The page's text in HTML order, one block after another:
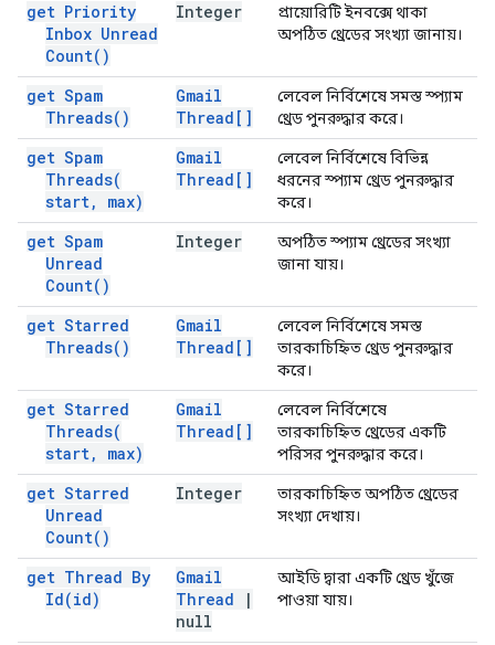
get Priority
Inbox Unread
Count( )
Integer
প্রায়োরিটি ইনবক্সে থাকা
অপঠিত থ্রেডের সংখ্যা জানায়।
get Spam
Threads( )
Gmail
Thread[]
লেবেল নির্বিশেষে সমস্ত স্প্যাম
থ্রেড পুনরুদ্ধার করে।
get Spam
Threads(
start, max)
Gmail
Thread[]
লেবেল নির্বিশেষে বিভিন্ন
ধরনের স্প্যাম থ্রেড পুনরুদ্ধার
করে।
get Spam
Unread
Count( )
Integer
অপঠিত স্প্যাম থ্রেডের সংখ্যা
জানা যায়।
get Starred
Threads( )
Gmail
Thread[]
লেবেল নির্বিশেষে সমস্ত
তারকাচিহ্নিত থ্রেড পুনরুদ্ধার
করে।
get Starred
Threads(
start, max)
Gmail
Thread[]
লেবেল নির্বিশেষে
তারকাচিহ্নিত থ্রেডের একটি
পরিসর পুনরুদ্ধার করে।
get Starred
Unread
Count( )
Integer
তারকাচিহ্নিত অপঠিত থ্রেডের
সংখ্যা দেখায়।
get Thread By
Id(id)
Gmail
Thread
|
null
আইডি দ্বারা একটি থ্রেড খুঁজে
পাওয়া যায়।